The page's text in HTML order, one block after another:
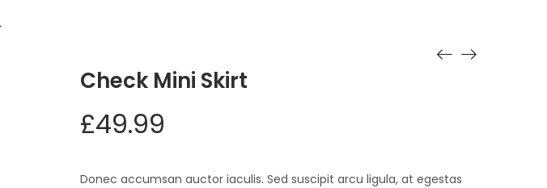
Check Mini Skirt
£49.99
Donec accumsan auctor iaculis. Sed suscipit arcu ligula, at egestas